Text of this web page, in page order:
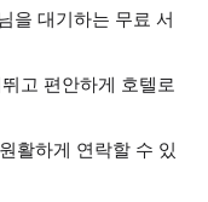
을 대기하는 무료 서
고 편안하게 호텔로
활하게 연락할 수 있